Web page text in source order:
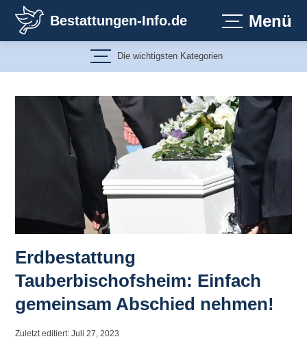
Inhalt
springen
Bestattungen-Info.de Menü
Die wichtigsten Kategorien
Erdbestattung
Tauberbischofsheim: Einfach
gemeinsam Abschied nehmen!
Zuletzt editiert: Juli 27, 2023